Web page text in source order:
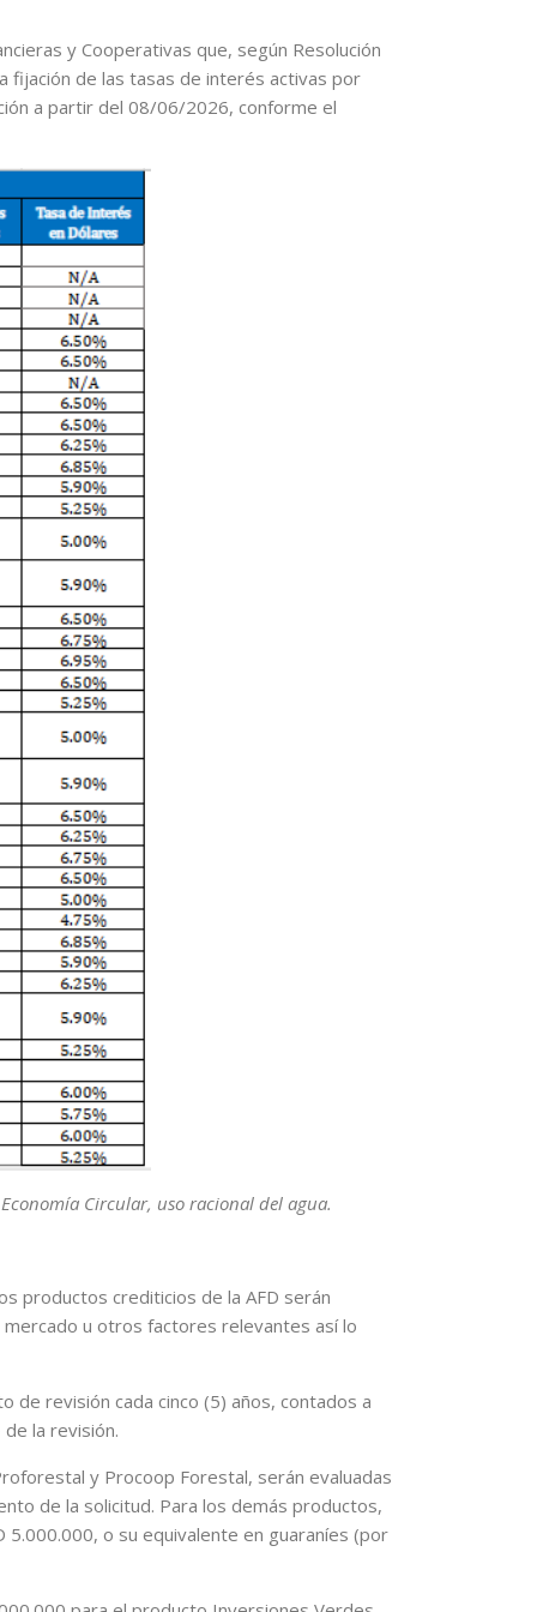
y Cooperativas que, según Resolución
fijación de las tasas de interés activas por
a partir del 08/06/2026, conforme el
Circular, uso racional del agua.
productos crediticios de la AFD serán
u otros factores relevantes así lo
de revisión cada cinco (5) años, contados a
la revisión.
y Procoop Forestal, serán evaluadas
de la solicitud. Para los demás productos,
o su equivalente en guaraníes (por